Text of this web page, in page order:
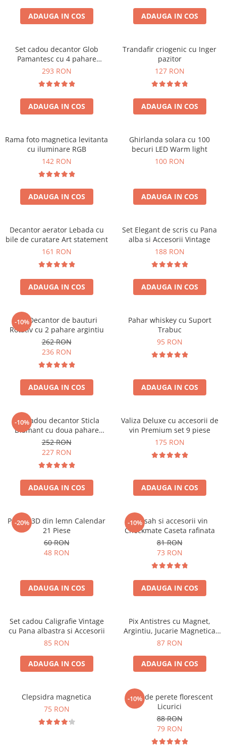
Cadouri Fete
Pentru Copilul din tine
Cadouri de Casa Noua
Cadouri Majorat
Cadouri pentru Nasi
Cadouri pentru Bunici
Cadouri pentru Prieteni
Cel ce are tot
Cadouri Nunta si Cununie civila
Cani si Termosuri
Jocuri si Puzzle
Seturi de caligrafie
Cadouri Sfantul Alexandru
Cadouri Constantin si Elena
Cadouri Sfanta Maria
Cadouri Sfintii Mihail si Gavriil
ADAUGA IN COS ADAUGA IN COS
Set cadou decantor Glob
Pamantesc cu 4 pahare
Deluxe
293 RON
ADAUGA IN COS
Trandafir criogenic cu Inger
pazitor
127 RON
ADAUGA IN COS
Rama foto magnetica levitanta
cu iluminare RGB
142 RON
ADAUGA IN COS
Ghirlanda solara cu 100
becuri LED Warm light
100 RON
ADAUGA IN COS
Decantor aerator Lebada cu
bile de curatare Art statement
161 RON
ADAUGA IN COS
Set Elegant de scris cu Pana
alba si Accesorii Vintage
188 RON
ADAUGA IN COS
-10%
Set Decantor de bauturi
Rotativ cu 2 pahare argintiu
262 RON
236 RON
ADAUGA IN COS
Pahar whiskey cu Suport
Trabuc
95 RON
ADAUGA IN COS
-10%
Set cadou decantor Sticla
Diamant cu doua pahare
Deluxe
252 RON
227 RON
ADAUGA IN COS
Valiza Deluxe cu accesorii de
vin Premium set 9 piese
175 RON
ADAUGA IN COS
-20%
Puzzle 3D din lemn Calendar
21 Piese
60 RON
48 RON
ADAUGA IN COS
-10%
Set sah si accesorii vin
Checkmate Caseta rafinata
81 RON
73 RON
ADAUGA IN COS
Set cadou Caligrafie Vintage
cu Pana albastra si Accesorii
85 RON
ADAUGA IN COS
Pix Antistres cu Magnet,
Argintiu, Jucarie Magnetica
pentru Birou
87 RON
ADAUGA IN COS
Clepsidra magnetica
75 RON
-10%
Ceas de perete florescent
Licurici
88 RON
79 RON